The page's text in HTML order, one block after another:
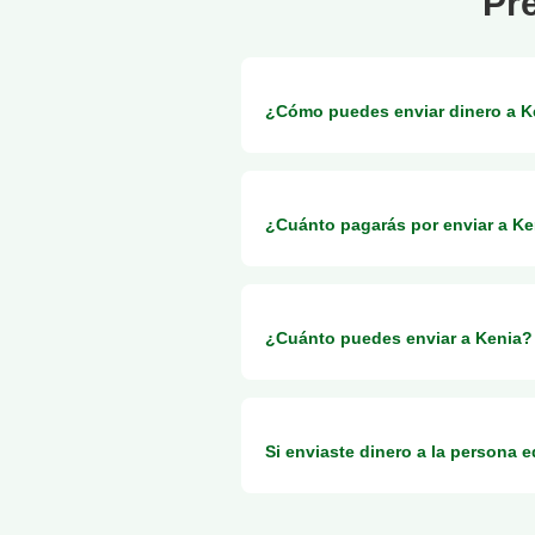
¿Cómo puedes enviar dinero a
Kenia.
¿Cuánto pagarás por enviar a
¿Cuánto puedes enviar a Kenia?
Para transferencias bancarias, los
Si enviaste dinero a la persona